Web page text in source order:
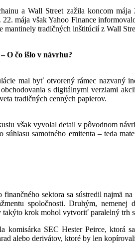
a Wall Street zažila koncom
mája však Yahoo Finance
mantinely tradičných inštitúcií z Wall
O čo išlo v návrhu?
mal byť otvorený rámec nazvaný
s digitálnymi verziami
tradičných cenných papierov.
však vyvolal detail v pôvodnom
súhlasu samotného emitenta – teda
finančného sektora sa sústredil najmä
spoločnosti. Druhým,
krok mohol vytvoriť paralelný trh
komisárka SEC Hester Peirce,
alebo derivátov, ktoré by len